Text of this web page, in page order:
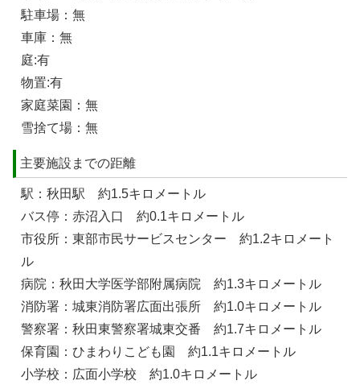
駐車場：無
車庫：無
庭:有
物置:有
家庭菜園：無
雪捨て場：無
主要施設までの距離
駅：秋田駅 約1.5キロメートル
バス停：赤沼入口 約0.1キロメートル
市役所：東部市民サービスセンター 約1.2キロメート
ル
病院：秋田大学医学部附属病院 約1.3キロメートル
消防署：城東消防署広面出張所 約1.0キロメートル
警察署：秋田東警察署城東交番 約1.7キロメートル
保育園：ひまわりこども園 約1.1キロメートル
小学校：広面小学校 約1.0キロメートル